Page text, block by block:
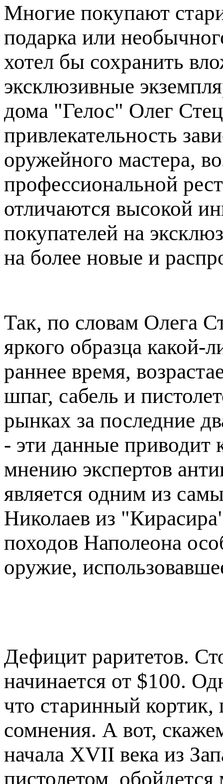
Многие покупают
подарка или
хотел бы сохранить
эксклюзивные
дома "Гелос" Олег
привлекательность
оружейного мастера,
профессиональной
отличаются высокой
покупателей на
на более новые и
Так, по словам Олега
яркого образца какой-
раннее время,
шпаг, сабель и
рынках за последние
- эти данные
мнению экспертов
является одним из
Николаев из
походов Наполеона
оружие,
Дефицит раритетов.
начинается от $100.
что старинный кортик,
сомнения. А вот,
начала XVII века из
пистолетом,